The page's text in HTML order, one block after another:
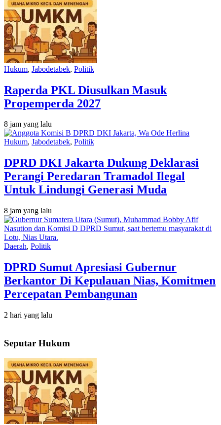
Hukum, Jabodetabek, Politik
Raperda PKL Diusulkan Masuk
Propemperda 2027
8 jam yang lalu
Hukum, Jabodetabek, Politik
DPRD DKI Jakarta Dukung Deklarasi
Perangi Peredaran Tramadol Ilegal
Untuk Lindungi Generasi Muda
8 jam yang lalu
Daerah, Politik
DPRD Sumut Apresiasi Gubernur
Berkantor Di Kepulauan Nias, Komitmen
Percepatan Pembangunan
2 hari yang lalu
Seputar Hukum